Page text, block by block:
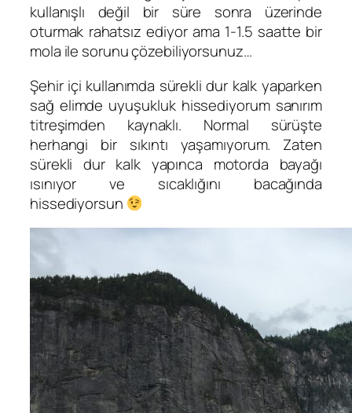
kullanışlı değil bir süre sonra üzerinde
oturmak rahatsız ediyor ama 1-1.5 saatte bir
mola ile sorunu çözebiliyorsunuz…
Şehir içi kullanımda sürekli dur kalk yaparken
sağ elimde uyuşukluk hissediyorum sanırım
titreşimden kaynaklı. Normal sürüşte
herhangi bir sıkıntı yaşamıyorum. Zaten
sürekli dur kalk yapınca motorda bayağı
ısınıyor ve sıcaklığını bacağında
hissediyorsun